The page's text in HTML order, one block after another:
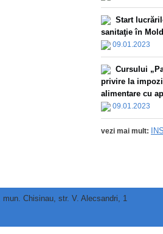
Start
sanitaţie în
09.01.2023
Сursului
privire la
alimentare cu
09.01.2023
vezi mai mult:
mun. Chisinau, str. V. Alecsandri, 1